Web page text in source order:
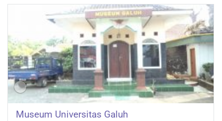
Museum Universitas Galuh